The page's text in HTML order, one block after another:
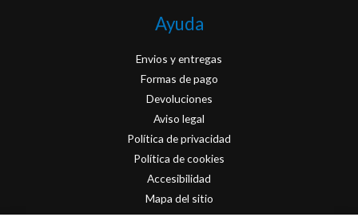
Ayuda
Envios y entregas
Formas de pago
Devoluciones
Aviso legal
Política de privacidad
Política de cookies
Accesibilidad
Mapa del sitio